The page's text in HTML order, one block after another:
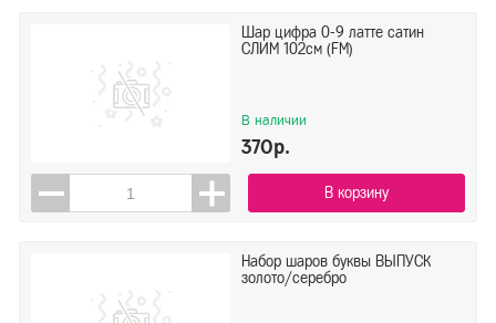
Шар цифра 0-9 латте сатин
СЛИМ 102см (FM)
В наличии
370р.
В корзину
Набор шаров буквы ВЫПУСК
золото/серебро